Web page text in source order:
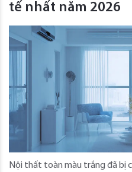
tế nhất năm 2026
Nội thất toàn màu trắng đã bị